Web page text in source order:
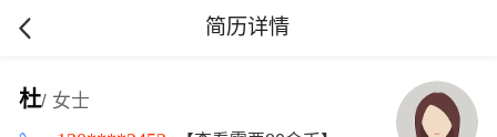
简历详情
杜/ 女士